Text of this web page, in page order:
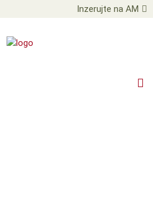
Inzerujte na AM